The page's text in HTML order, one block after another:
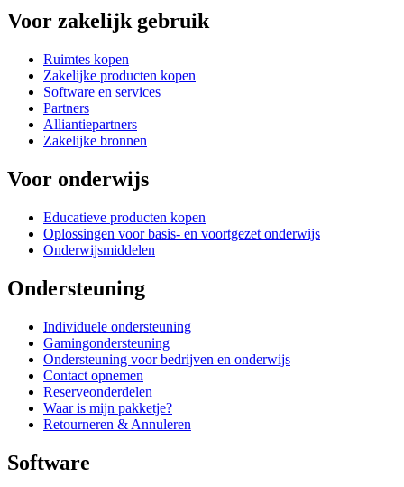
Voor zakelijk gebruik
Ruimtes kopen
Zakelijke producten kopen
Software en services
Partners
Alliantiepartners
Zakelijke bronnen
Voor onderwijs
Educatieve producten kopen
Oplossingen voor basis- en voortgezet onderwijs
Onderwijsmiddelen
Ondersteuning
Individuele ondersteuning
Gamingondersteuning
Ondersteuning voor bedrijven en onderwijs
Contact opnemen
Reserveonderdelen
Waar is mijn pakketje?
Retourneren & Annuleren
Software